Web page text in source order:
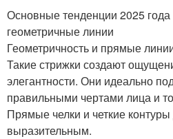
Основные тенденции 2025
геометричные линии
Геометричность и прямые
Такие стрижки создают
элегантности. Они идеально
правильными чертами лица и
Прямые челки и четкие
выразительным.